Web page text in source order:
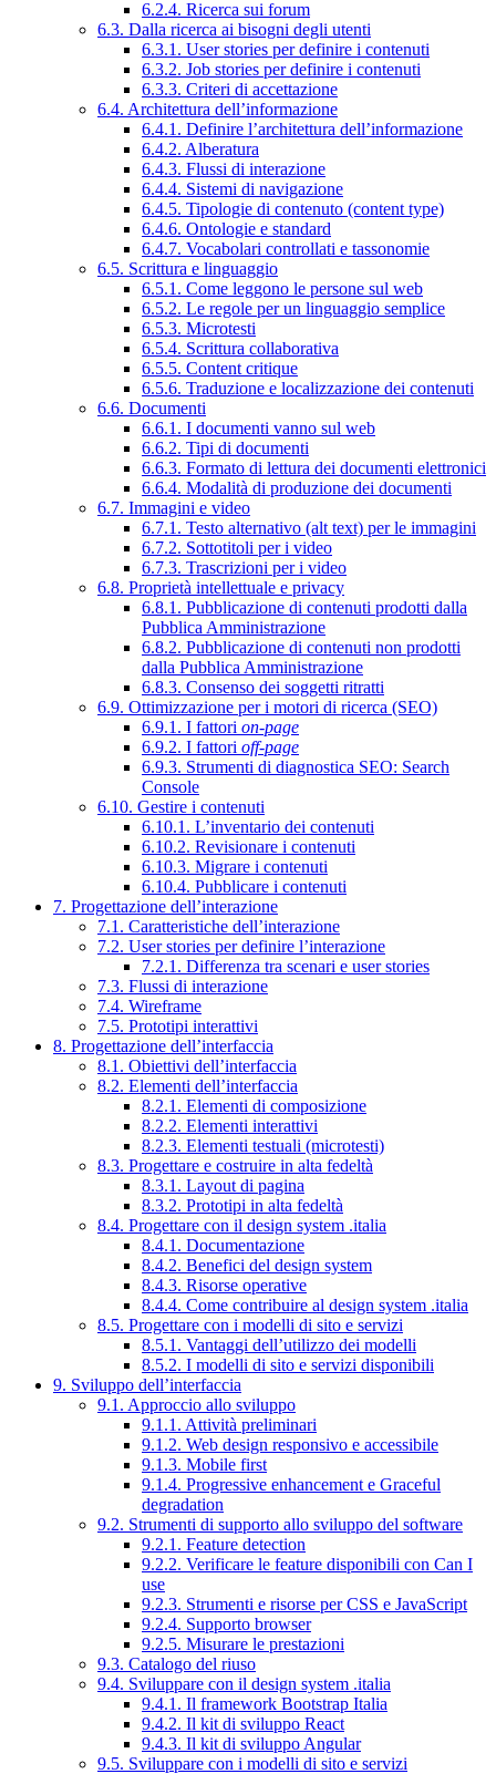
6.2.4. Ricerca sui forum
6.3. Dalla ricerca ai bisogni degli utenti
6.3.1. User stories per definire i contenuti
6.3.2. Job stories per definire i contenuti
6.3.3. Criteri di accettazione
6.4. Architettura dell’informazione
6.4.1. Definire l’architettura dell’informazione
6.4.2. Alberatura
6.4.3. Flussi di interazione
6.4.4. Sistemi di navigazione
6.4.5. Tipologie di contenuto (content type)
6.4.6. Ontologie e standard
6.4.7. Vocabolari controllati e tassonomie
6.5. Scrittura e linguaggio
6.5.1. Come leggono le persone sul web
6.5.2. Le regole per un linguaggio semplice
6.5.3. Microtesti
6.5.4. Scrittura collaborativa
6.5.5. Content critique
6.5.6. Traduzione e localizzazione dei contenuti
6.6. Documenti
6.6.1. I documenti vanno sul web
6.6.2. Tipi di documenti
6.6.3. Formato di lettura dei documenti elettronici
6.6.4. Modalità di produzione dei documenti
6.7. Immagini e video
6.7.1. Testo alternativo (alt text) per le immagini
6.7.2. Sottotitoli per i video
6.7.3. Trascrizioni per i video
6.8. Proprietà intellettuale e privacy
6.8.1. Pubblicazione di contenuti prodotti dalla
Pubblica Amministrazione
6.8.2. Pubblicazione di contenuti non prodotti
dalla Pubblica Amministrazione
6.8.3. Consenso dei soggetti ritratti
6.9. Ottimizzazione per i motori di ricerca (SEO)
6.9.1. I fattori on-page
6.9.2. I fattori off-page
6.9.3. Strumenti di diagnostica SEO: Search
Console
6.10. Gestire i contenuti
6.10.1. L’inventario dei contenuti
6.10.2. Revisionare i contenuti
6.10.3. Migrare i contenuti
6.10.4. Pubblicare i contenuti
7. Progettazione dell’interazione
7.1. Caratteristiche dell’interazione
7.2. User stories per definire l’interazione
7.2.1. Differenza tra scenari e user stories
7.3. Flussi di interazione
7.4. Wireframe
7.5. Prototipi interattivi
8. Progettazione dell’interfaccia
8.1. Obiettivi dell’interfaccia
8.2. Elementi dell’interfaccia
8.2.1. Elementi di composizione
8.2.2. Elementi interattivi
8.2.3. Elementi testuali (microtesti)
8.3. Progettare e costruire in alta fedeltà
8.3.1. Layout di pagina
8.3.2. Prototipi in alta fedeltà
8.4. Progettare con il design system .italia
8.4.1. Documentazione
8.4.2. Benefici del design system
8.4.3. Risorse operative
8.4.4. Come contribuire al design system .italia
8.5. Progettare con i modelli di sito e servizi
8.5.1. Vantaggi dell’utilizzo dei modelli
8.5.2. I modelli di sito e servizi disponibili
9. Sviluppo dell’interfaccia
9.1. Approccio allo sviluppo
9.1.1. Attività preliminari
9.1.2. Web design responsivo e accessibile
9.1.3. Mobile first
9.1.4. Progressive enhancement e Graceful
degradation
9.2. Strumenti di supporto allo sviluppo del software
9.2.1. Feature detection
9.2.2. Verificare le feature disponibili con Can I
use
9.2.3. Strumenti e risorse per CSS e JavaScript
9.2.4. Supporto browser
9.2.5. Misurare le prestazioni
9.3. Catalogo del riuso
9.4. Sviluppare con il design system .italia
9.4.1. Il framework Bootstrap Italia
9.4.2. Il kit di sviluppo React
9.4.3. Il kit di sviluppo Angular
9.5. Sviluppare con i modelli di sito e servizi